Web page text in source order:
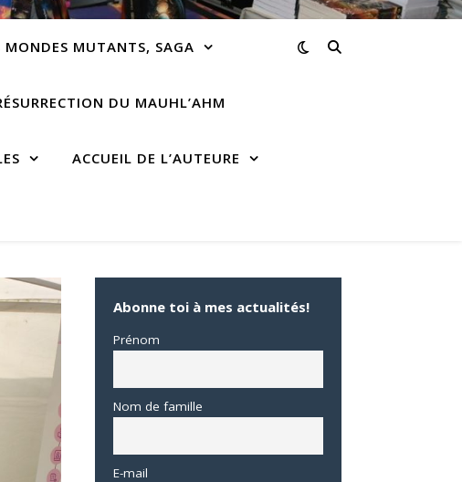
MONDES MUTANTS, SAGA
DU MAUHL’AHM
ACCUEIL DE L’AUTEURE
Abonne toi à mes actualités!
Prénom
Nom de famille
E-mail